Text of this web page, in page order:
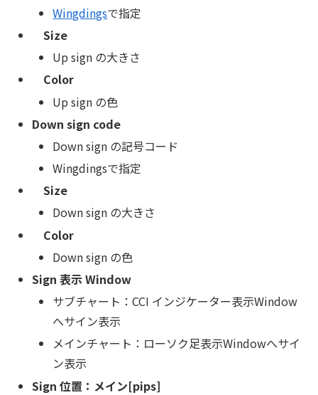
Wingdingsで指定
Size
Up sign の大きさ
Color
Up sign の色
Down sign code
Down sign の記号コード
Wingdingsで指定
Size
Down sign の大きさ
Color
Down sign の色
Sign 表示 Window
サブチャート：CCI インジケーター表示Window
へサイン表示
メインチャート：ローソク足表示Windowへサイ
ン表示
Sign 位置：メイン[pips]